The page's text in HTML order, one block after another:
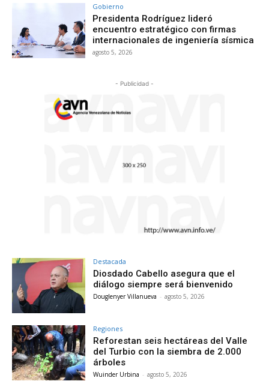
Gobierno
Presidenta Rodríguez lideró
encuentro estratégico con firmas
internacionales de ingeniería sísmica
agosto 5, 2026
- Publicidad -
Destacada
Diosdado Cabello asegura que el
diálogo siempre será bienvenido
Douglenyer Villanueva - agosto 5, 2026
Regiones
Reforestan seis hectáreas del Valle
del Turbio con la siembra de 2.000
árboles
Wuinder Urbina - agosto 5, 2026